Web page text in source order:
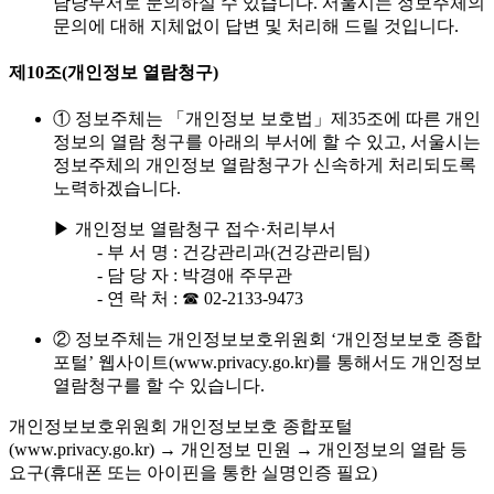
문의에 대해 지체없이 답변 및 처리해 드릴 것입니다.
제10조(개인정보 열람청구)
① 정보주체는 「개인정보 보호법」제35조에 따른 개인
정보의 열람 청구를 아래의 부서에 할 수 있고, 서울시는
정보주체의 개인정보 열람청구가 신속하게 처리되도록
노력하겠습니다.
▶ 개인정보 열람청구 접수·처리부서
- 부 서 명 : 건강관리과(건강관리팀)
- 담 당 자 : 박경애 주무관
- 연 락 처 : ☎ 02-2133-9473
② 정보주체는 개인정보보호위원회 ‘개인정보보호 종합
포털’ 웹사이트(www.privacy.go.kr)를 통해서도 개인정보
열람청구를 할 수 있습니다.
개인정보보호위원회 개인정보보호 종합포털
(www.privacy.go.kr) → 개인정보 민원 → 개인정보의 열람 등
요구(휴대폰 또는 아이핀을 통한 실명인증 필요)